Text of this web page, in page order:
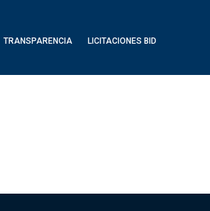
TRANSPARENCIA LICITACIONES BID